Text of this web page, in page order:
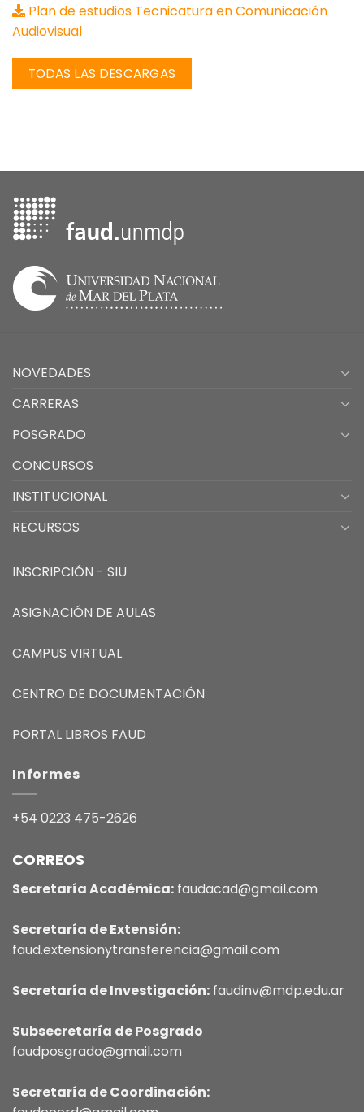
Plan de estudios Tecnicatura en Comunicación
Audiovisual
NOVEDADES
CARRERAS
POSGRADO
CONCURSOS
INSTITUCIONAL
RECURSOS
INSCRIPCIÓN - SIU
ASIGNACIÓN DE AULAS
CAMPUS VIRTUAL
CENTRO DE DOCUMENTACIÓN
PORTAL LIBROS FAUD
Informes
+54 0223 475-2626
CORREOS
Secretaría Académica: faudacad@gmail.com
Secretaría de Extensión:
faud.extensionytransferencia@gmail.com
Secretaría de Investigación: faudinv@mdp.edu.ar
Subsecretaría de Posgrado
faudposgrado@gmail.com
Secretaría de Coordinación: